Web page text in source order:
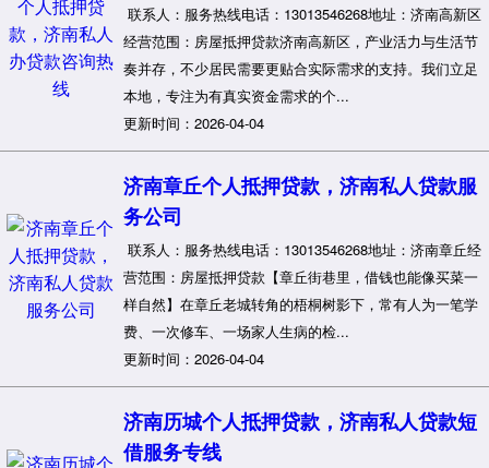
联系人：服务热线电话：13013546268地址：济南高新区
经营范围：房屋抵押贷款济南高新区，产业活力与生活节
奏并存，不少居民需要更贴合实际需求的支持。我们立足
本地，专注为有真实资金需求的个...
更新时间：2026-04-04
济南章丘个人抵押贷款，济南私人贷款服
务公司
联系人：服务热线电话：13013546268地址：济南章丘经
营范围：房屋抵押贷款【章丘街巷里，借钱也能像买菜一
样自然】在章丘老城转角的梧桐树影下，常有人为一笔学
费、一次修车、一场家人生病的检...
更新时间：2026-04-04
济南历城个人抵押贷款，济南私人贷款短
借服务专线